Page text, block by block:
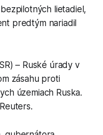
lietadiel,
predtým nariadil
– Ruské úrady v
zásahu proti
územiach Ruska.